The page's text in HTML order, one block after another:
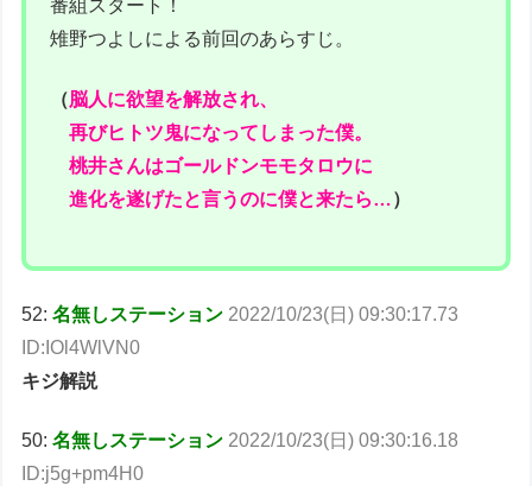
番組スタート！
雉野つよしによる前回のあらすじ。
（脳人に欲望を解放され、
再びヒトツ鬼になってしまった僕。
桃井さんはゴールドンモモタロウに
進化を遂げたと言うのに僕と来たら…）
52:名無しステーション 2022/10/23(日) 09:30:17.73
ID:IOl4WlVN0
キジ解説
50:名無しステーション 2022/10/23(日) 09:30:16.18
ID:j5g+pm4H0